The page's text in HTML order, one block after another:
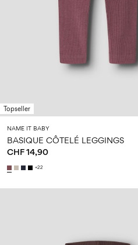
Topseller
NAME IT BABY
BASIQUE CÔTELÉ LEGGINGS
CHF 14,90
+22